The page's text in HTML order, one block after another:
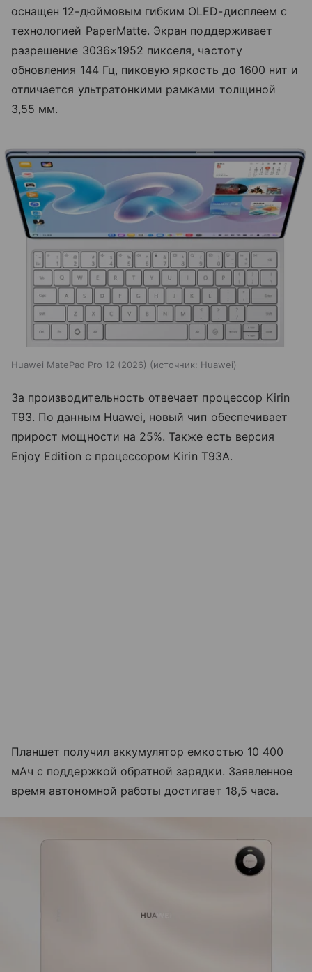
оснащен 12-дюймовым гибким OLED-дисплеем с
технологией PaperMatte. Экран поддерживает
разрешение 3036×1952 пикселя, частоту
обновления 144 Гц, пиковую яркость до 1600 нит и
отличается ультратонкими рамками толщиной
3,55 мм.
Huawei MatePad Pro 12 (2026) источник: Huawei
За производительность отвечает процессор Kirin
T93. По данным Huawei, новый чип обеспечивает
прирост мощности на 25%. Также есть версия
Enjoy Edition с процессором Kirin T93A.
Планшет получил аккумулятор емкостью 10 400
мАч с поддержкой обратной зарядки. Заявленное
время автономной работы достигает 18,5 часа.